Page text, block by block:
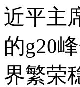
近平主
的g20
界繁荣